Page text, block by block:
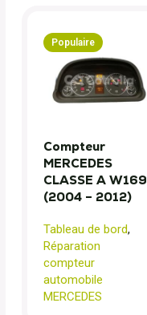
Populaire
Compteur
MERCEDES
CLASSE A W169
(2004 – 2012)
Tableau de bord,
Réparation
compteur
automobile
MERCEDES